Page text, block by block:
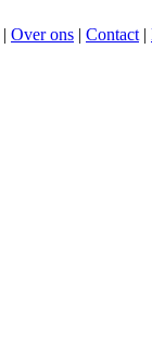
| Over ons | Contact |